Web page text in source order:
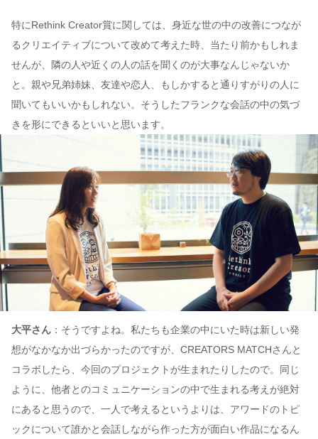
特にRethink Creator賞に関しては、身近な世の中の改善につなが
るクリエイティブについて改めて考えた時、当たり前かもしれま
せんが、隣の人や近くの人の話を聞くのが大事なんじゃないか
と。親や兄弟姉妹、友達や恋人、もしかすると通りすがりの人に
聞いてもいいかもしれない。そうしたフランクな会話の中の気づ
きを形にできるといいと思います。
大平さん ：そうですよね。私たちも企業の中にいた時は新しい発
想がなかなか出づらかったのですが、CREATORS MATCHさんと
コラボしたら、今回のプロジェクトが生まれたりしたので。同じ
ように、他者とのコミュニケーションの中で生まれる考えが絶対
にあると思うので、一人で考えるというよりは、アワードのトピ
ックについて誰かと会話しながら作った方が面白い作品になるん